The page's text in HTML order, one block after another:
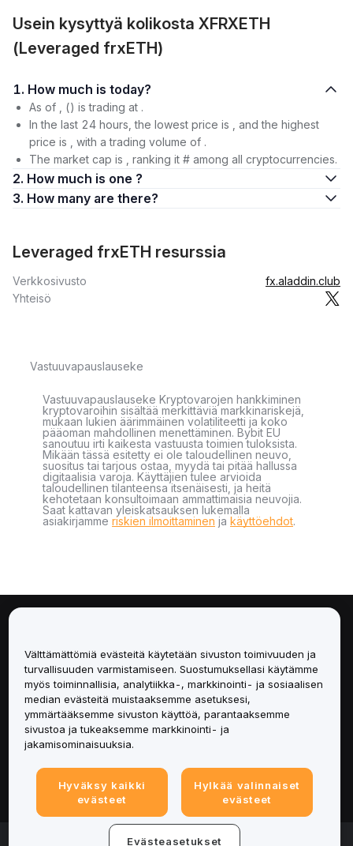
Usein kysyttyä kolikosta XFRXETH
(Leveraged frxETH)
1. How much is today?
As of , () is trading at .
In the last 24 hours, the lowest price is , and the highest
price is , with a trading volume of .
The market cap is , ranking it # among all cryptocurrencies.
2. How much is one ?
3. How many are there?
Leveraged frxETH resurssia
Verkkosivusto
fx.aladdin.club
Yhteisö
Vastuuvapauslauseke
Vastuuvapauslauseke Kryptovarojen hankkiminen
kryptovaroihin sisältää merkittäviä markkinariskejä,
mukaan lukien äärimmäinen volatiliteetti ja koko
pääoman mahdollinen menettäminen. Bybit EU
sanoutuu irti kaikesta vastuusta toimien tuloksista.
Mikään tässä esitetty ei ole taloudellinen neuvo,
suositus tai tarjous ostaa, myydä tai pitää hallussa
digitaalisia varoja. Käyttäjien tulee arvioida
taloudellinen tilanteensa itsenäisesti, ja heitä
kehotetaan konsultoimaan ammattimaisia neuvojia.
Saat kattavan yleiskatsauksen lukemalla
asiakirjamme riskien ilmoittaminen ja käyttöehdot.
Palvelut
Tuki
Tuotteet
Lakiasiat
© 2025-2026 Bybit.eu. All rights reserved.
Välttämättömiä evästeitä käytetään sivuston toimivuuden ja
turvallisuuden varmistamiseen. Suostumuksellasi käytämme
myös toiminnallisia, analytiikka-, markkinointi- ja sosiaalisen
median evästeitä muistaaksemme asetuksesi,
ymmärtääksemme sivuston käyttöä, parantaaksemme
sivustoa ja tukeaksemme markkinointi- ja
jakamisominaisuuksia.
Hyväksy kaikki
evästeet
Hylkää valinnaiset
evästeet
Evästeasetukset